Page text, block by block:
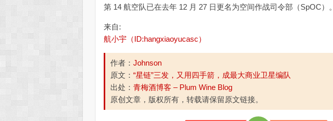
第 14 航空队已在去年 12 月 27 日更名为空间作战司令部（SpOC）。
来自:
航小宇（ID:hangxiaoyucasc）
作者：Johnson
原文：“星链”三发，又用四手箭，成最大商业卫星编队
出处：青梅酒博客 – Plum Wine Blog
原创文章，版权所有，转载请保留原文链接。